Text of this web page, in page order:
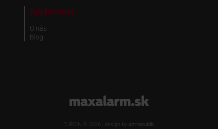
Spoločnosť
O nás
Blog
www.maxalarm.sk
EUROIN © 2026 | design by antrepublic